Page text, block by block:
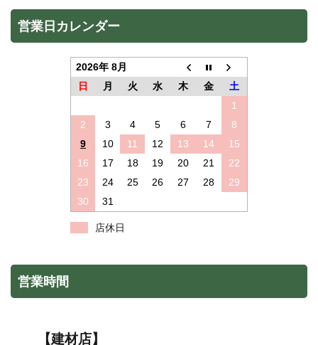
営業日カレンダー
2026年 8月
日
月 火 水 木 金
土
1
2
3 4 5 6 7
8
9
10 11 12 13 14
15
16
17 18 19 20 21
22
23
24 25 26 27 28
29
30
31
店休日
営業時間
【建材店】